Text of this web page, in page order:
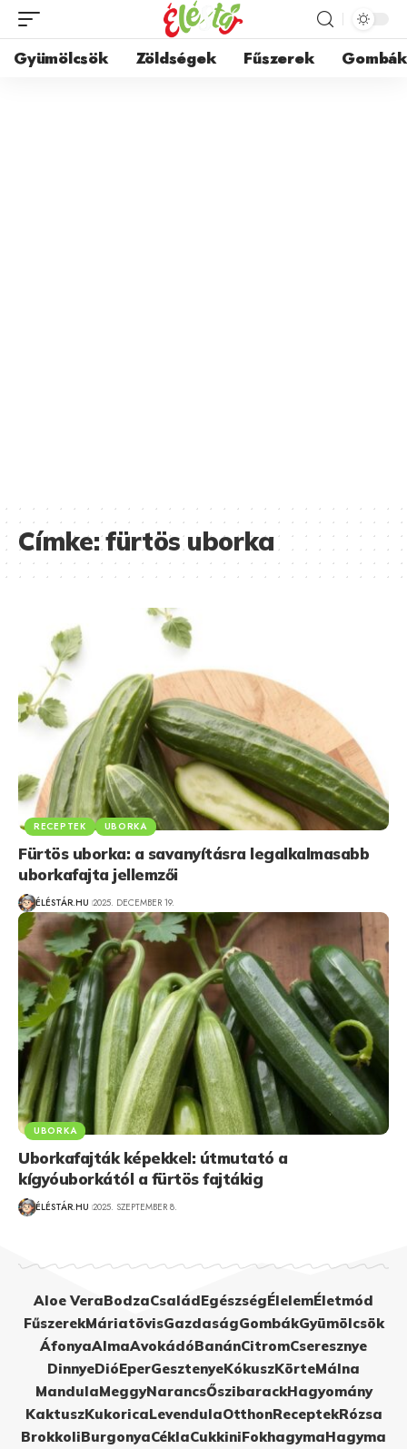
Gyümölcsök Zöldségek Fűszerek Gombák
Címke:fürtös uborka
RECEPTEK UBORKA
Fürtös uborka: a savanyításra legalkalmasabb
uborkafajta jellemzői
ÉLÉSTÁR.HU 2025. DECEMBER 19.
UBORKA
Uborkafajták képekkel: útmutató a
kígyóuborkától a fürtös fajtákig
ÉLÉSTÁR.HU 2025. SZEPTEMBER 8.
Aloe VeraBodzaCsaládEgészségÉlelemÉletmód
FűszerekMáriatövisGazdaságGombákGyümölcsök
ÁfonyaAlmaAvokádóBanánCitromCseresznye
DinnyeDióEperGesztenyeKókuszKörteMálna
MandulaMeggyNarancsŐszibarackHagyomány
KaktuszKukoricaLevendulaOtthonReceptekRózsa
BrokkoliBurgonyaCéklaCukkiniFokhagymaHagyma